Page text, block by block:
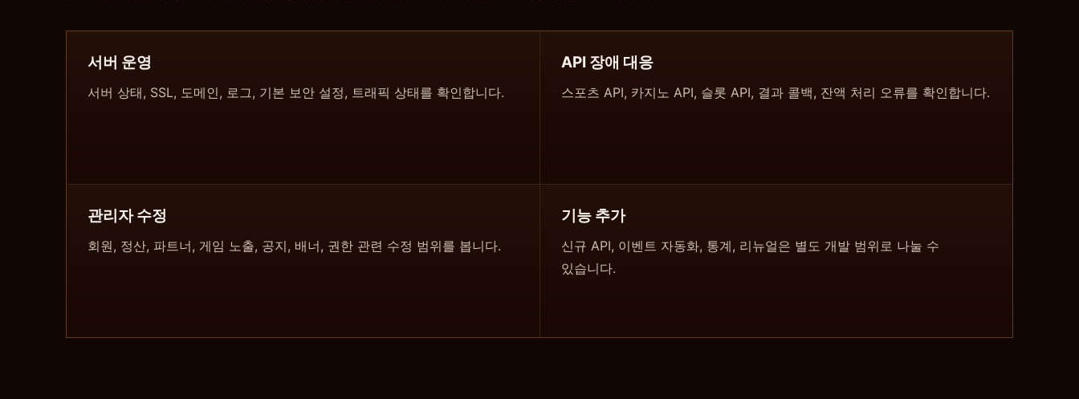
서버 운영
서버 상태, SSL, 도메인, 로그, 기본 보안 설정, 트래픽 상태를 확인합니다.
API 장애 대응
스포츠 API, 카지노 API, 슬롯 API, 결과 콜백, 잔액 처리 오류를 확인합니다.
관리자 수정
회원, 정산, 파트너, 게임 노출, 공지, 배너, 권한 관련 수정 범위를 봅니다.
기능 추가
신규 API, 이벤트 자동화, 통계, 리뉴얼은 별도 개발 범위로 나눌 수
있습니다.